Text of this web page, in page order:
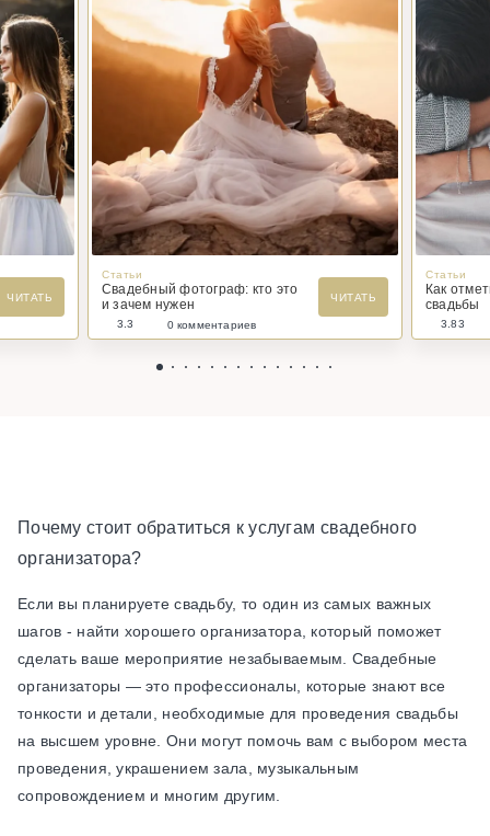
ЧИТАТЬ
Статьи
Свадебный фотограф: кто это
и зачем нужен
ЧИТАТЬ
3.3 0 комментариев
Статьи
Как
свадьбы
3.83
Почему стоит обратиться к услугам свадебного
организатора?
Если вы планируете свадьбу, то один из самых важных
шагов - найти хорошего организатора, который поможет
сделать ваше мероприятие незабываемым. Свадебные
организаторы — это профессионалы, которые знают все
тонкости и детали, необходимые для проведения свадьбы
на высшем уровне. Они могут помочь вам с выбором места
проведения, украшением зала, музыкальным
сопровождением и многим другим.